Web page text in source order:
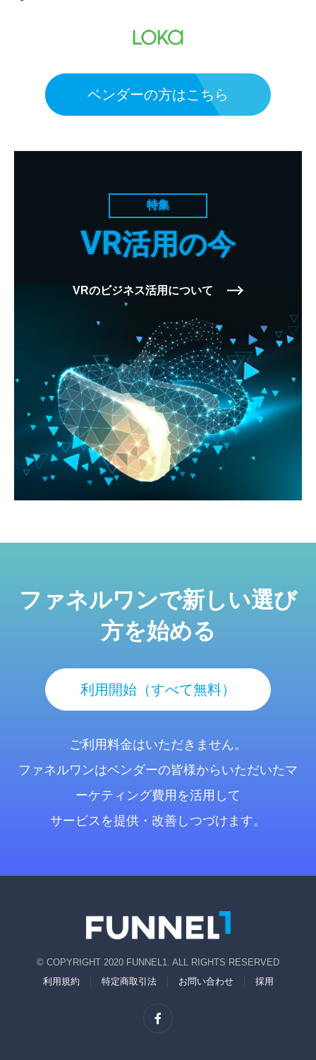
ベンダーの方はこちら
特集
VR活用の今
VRのビジネス活用について
ファネルワンで新しい選び
方を始める
利用開始（すべて無料）
ご利用料金はいただきません。
ファネルワンはベンダーの皆様からいただいたマ
ーケティング費用を活用して
サービスを提供・改善しつづけます。
© COPYRIGHT 2020 FUNNEL1. ALL RIGHTS RESERVED
利用規約
特定商取引法 お問い合わせ 採用